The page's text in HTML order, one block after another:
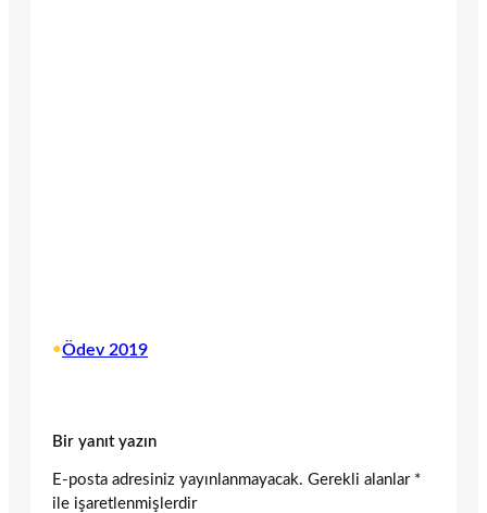
•Ödev 2019
Bir yanıt yazın
E-posta adresiniz yayınlanmayacak. Gerekli alanlar *
ile işaretlenmişlerdir